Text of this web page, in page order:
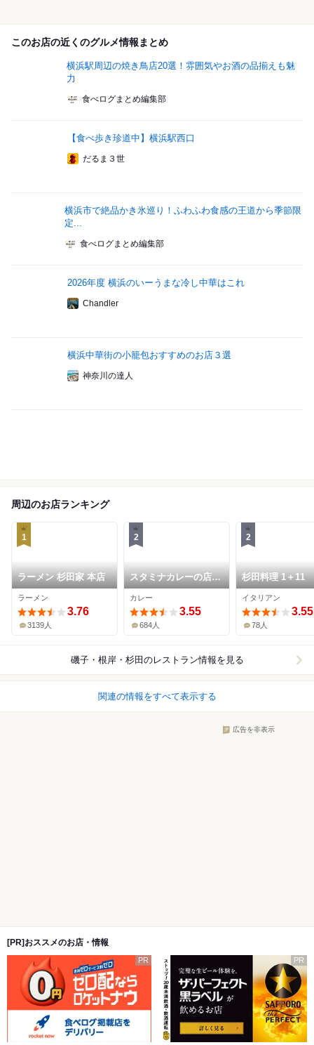
このお店の近くのグルメ情報まとめ
横浜駅周辺の焼き鳥店20選！雰囲気やお酒の品揃えも魅
力
食べログまとめ編集部
【食べ歩き珍道中】横浜駅西口
だるま３世
横浜市で絶品かき氷巡り！ふわふわ食感の王道から季節限
定...
食べログまとめ編集部
2026年度 横浜のいーうまな冷し中華はこれ
Chandler
横浜中華街の小籠包おすすめのお店３選
神奈川の達人
周辺のお店ランキング
1
ラーメン 杉田家 本店
ラーメン
3.76
3139人
2
スタミナカレーの店
バーグ 杉田本店
カレー
3.55
684人
2
杉田料理 1＋11
イタリアン
3.55
78人
磯子・根岸・杉田 のレストラン情報を見る
関連の情報をすべて表示する
広告を非表示
[PR]おススメのお店・情報
PR PR